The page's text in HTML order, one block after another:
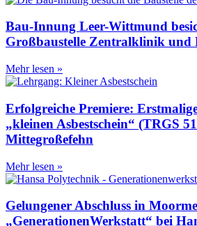
Bau-Innung Leer-Wittmund
Großbaustelle Zentralklinik und
Mehr lesen »
Erfolgreiche Premiere:
„kleinen Asbestschein“ (TRGS
Mittegroßefehn
Mehr lesen »
Gelungener Abschluss in
„GenerationenWerkstatt“ bei